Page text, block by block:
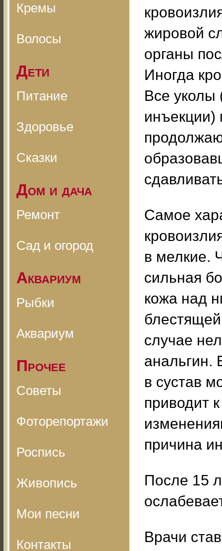
Кремы
Волосы
Дети
Питание
Здоровье
Сказки
Дом и дача
Ремонт
Сад и огород
Аквариум
Рыбки
Аквариум
Прочее
Советы
Фоторепортажи
Роспись
Живопись
Мои песни
Контакты
жировой
органы
Иногда
Все
инъекции)
Самое
в мелкие.
сильная
кожа над
случае
анальгин.
в сустав
приводит
причина
После 15
Врачи